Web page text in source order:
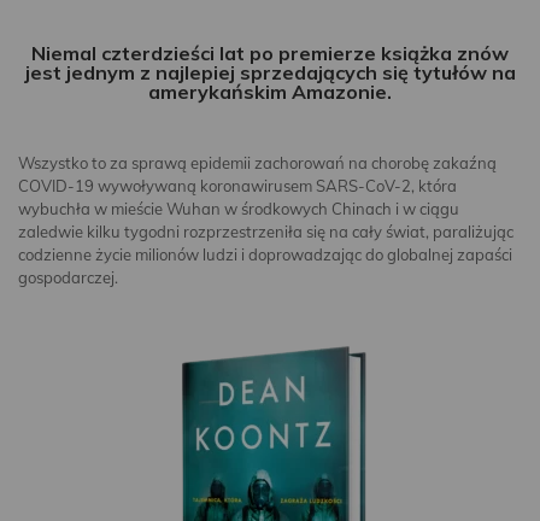
Niemal czterdzieści lat po premierze książka znów
jest jednym z najlepiej sprzedających się tytułów na
amerykańskim Amazonie.
Wszystko to za sprawą epidemii zachorowań na chorobę zakaźną
COVID-19 wywoływaną koronawirusem SARS-CoV-2, która
wybuchła w mieście Wuhan w środkowych Chinach i w ciągu
zaledwie kilku tygodni rozprzestrzeniła się na cały świat, paraliżując
codzienne życie milionów ludzi i doprowadzając do globalnej zapaści
gospodarczej.